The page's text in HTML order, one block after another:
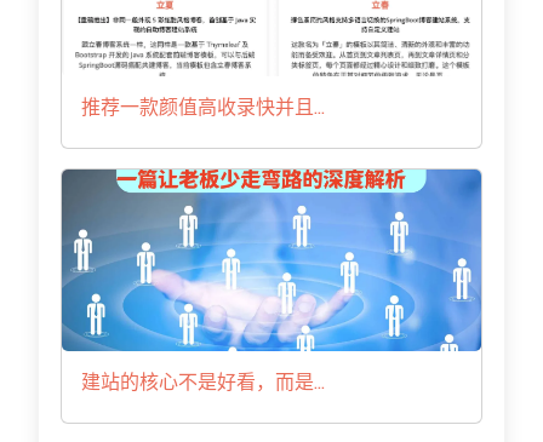
推荐一款颜值高收录快并且...
建站的核心不是好看，而是...